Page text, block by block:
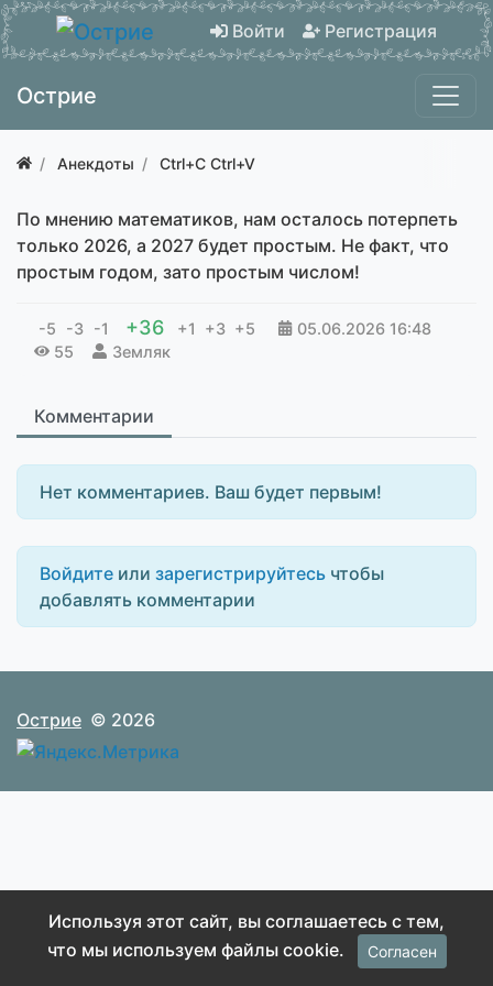
Войти Регистрация
Острие
Анекдоты Ctrl+C Ctrl+V
По мнению математиков, нам осталось потерпеть
только 2026, а 2027 будет простым. Не факт, что
простым годом, зато простым числом!
-5 -3 -1 +36 +1 +3 +5 05.06.2026 16:48
55
Земляк
Комментарии
Нет комментариев. Ваш будет первым!
Войдите или зарегистрируйтесь чтобы
добавлять комментарии
Острие © 2026
Используя этот сайт, вы соглашаетесь с тем,
что мы используем файлы cookie.
Согласен